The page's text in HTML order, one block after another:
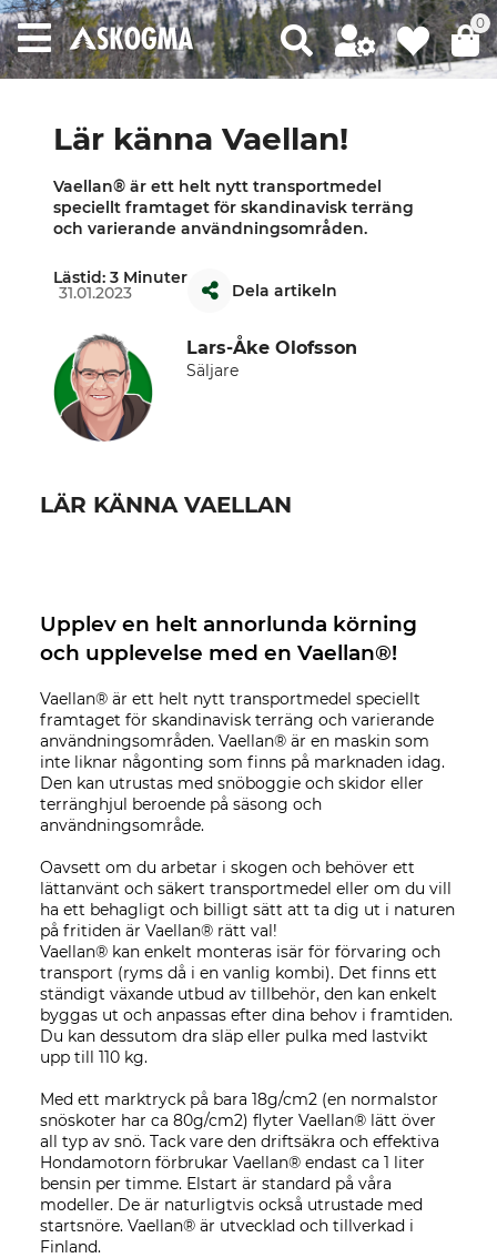
0
Lär känna Vaellan!
Vaellan® är ett helt nytt transportmedel
speciellt framtaget för skandinavisk terräng
och varierande användningsområden.
31.01.2023
Lästid: 3 Minuter
Dela artikeln
Lars-Åke Olofsson
Säljare
LÄR KÄNNA VAELLAN
Upplev en helt annorlunda körning
och upplevelse med en Vaellan®!
Vaellan® är ett helt nytt transportmedel speciellt
framtaget för skandinavisk terräng och varierande
användningsområden. Vaellan® är en maskin som
inte liknar någonting som finns på marknaden idag.
Den kan utrustas med snöboggie och skidor eller
terränghjul beroende på säsong och
användningsområde.
Oavsett om du arbetar i skogen och behöver ett
lättanvänt och säkert transportmedel eller om du vill
ha ett behagligt och billigt sätt att ta dig ut i naturen
på fritiden är Vaellan® rätt val!
Vaellan® kan enkelt monteras isär för förvaring och
transport (ryms då i en vanlig kombi). Det finns ett
ständigt växande utbud av tillbehör, den kan enkelt
byggas ut och anpassas efter dina behov i framtiden.
Du kan dessutom dra släp eller pulka med lastvikt
upp till 110 kg.
Med ett marktryck på bara 18g/cm2 (en normalstor
snöskoter har ca 80g/cm2) flyter Vaellan® lätt över
all typ av snö. Tack vare den driftsäkra och effektiva
Hondamotorn förbrukar Vaellan® endast ca 1 liter
bensin per timme. Elstart är standard på våra
modeller. De är naturligtvis också utrustade med
startsnöre. Vaellan® är utvecklad och tillverkad i
Finland.